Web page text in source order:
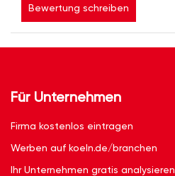
Bewertung schreiben
Für Unternehmen
Firma kostenlos eintragen
Werben auf koeln.de/branchen
Ihr Unternehmen gratis analysieren